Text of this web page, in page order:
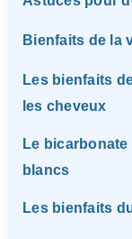
Bienfaits de la
Les bienfaits
les cheveux
Le
blancs
Les bienfaits